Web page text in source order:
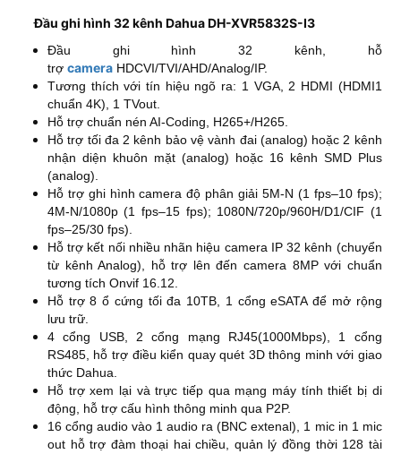
Đầu ghi hình 32 kênh Dahua DH-XVR5832S-I3
Đầu ghi hình 32 kênh, hỗ
trợ cameraHDCVI/TVI/AHD/Analog/IP.
Tương thích với tín hiệu ngõ ra: 1 VGA, 2 HDMI (HDMI1
chuẩn 4K), 1 TVout.
Hỗ trợ chuẩn nén AI-Coding, H265+/H265.
Hỗ trợ tối đa 2 kênh bảo vệ vành đai (analog) hoặc 2 kênh
nhận diện khuôn mặt (analog) hoặc 16 kênh SMD Plus
(analog).
Hỗ trợ ghi hình camera độ phân giải 5M-N (1 fps–10 fps);
4M-N/1080p (1 fps–15 fps); 1080N/720p/960H/D1/CIF (1
fps–25/30 fps).
Hỗ trợ kết nối nhiều nhãn hiệu camera IP 32 kênh (chuyển
từ kênh Analog), hỗ trợ lên đến camera 8MP với chuẩn
tương tích Onvif 16.12.
Hỗ trợ 8 ổ cứng tối đa 10TB, 1 cổng eSATA để mở rộng
lưu trữ.
4 cổng USB, 2 cổng mạng RJ45(1000Mbps), 1 cổng
RS485, hỗ trợ điều kiển quay quét 3D thông minh với giao
thức Dahua.
Hỗ trợ xem lại và trực tiếp qua mạng máy tính thiết bị di
động, hỗ trợ cấu hình thông minh qua P2P.
16 cổng audio vào 1 audio ra (BNC extenal), 1 mic in 1 mic
out hỗ trợ đàm thoại hai chiều, quản lý đồng thời 128 tài